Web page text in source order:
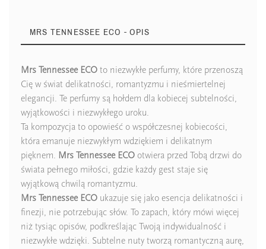
MRS TENNESSEE ECO - OPIS
Mrs Tennessee ECO to niezwykłe perfumy, które przenoszą
Cię w świat delikatności, romantyzmu i nieśmiertelnej
elegancji. Te perfumy są hołdem dla kobiecej subtelności,
wyjątkowości i niezwykłego uroku.
Ta kompozycja to opowieść o współczesnej kobiecości,
która emanuje niezwykłym wdziękiem i delikatnym
pięknem. Mrs Tennessee ECO otwiera przed Tobą drzwi do
świata pełnego miłości, gdzie każdy gest staje się
wyjątkową chwilą romantyzmu.
Mrs Tennessee ECO ukazuje się jako esencja delikatności i
finezji, nie potrzebując słów. To zapach, który mówi więcej
niż tysiąc opisów, podkreślając Twoją indywidualność i
niezwykłe wdzięki. Subtelne nuty tworzą romantyczną aurę,
Ean13 5903689149761